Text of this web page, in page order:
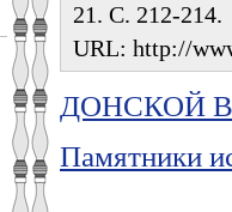
21. С. 212-214.
URL: http://
ДОНСКОЙ
Памятники